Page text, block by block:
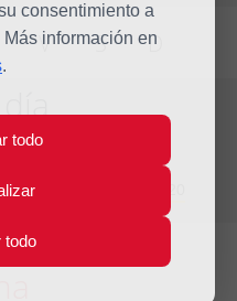
consentimiento a
información en
.
todo
todo
V S D
al 4 de Enero de 2020